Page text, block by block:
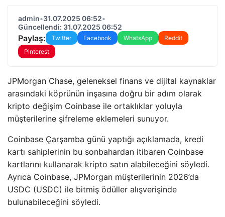
admin•31.07.2025 06:52•
Güncellendi: 31.07.2025 06:52
Paylaş: Twitter Facebook WhatsApp
Reddit
Pinterest
JPMorgan Chase, geleneksel finans ve dijital kaynaklar
arasındaki köprünün inşasına doğru bir adım olarak
kripto değişim Coinbase ile ortaklıklar yoluyla
müşterilerine şifreleme eklemeleri sunuyor.
Coinbase Çarşamba günü yaptığı açıklamada, kredi
kartı sahiplerinin bu sonbahardan itibaren Coinbase
kartlarını kullanarak kripto satın alabileceğini söyledi.
Ayrıca Coinbase, JPMorgan müşterilerinin 2026’da
USDC (USDC) ile bitmiş ödüller alışverişinde
bulunabileceğini söyledi.